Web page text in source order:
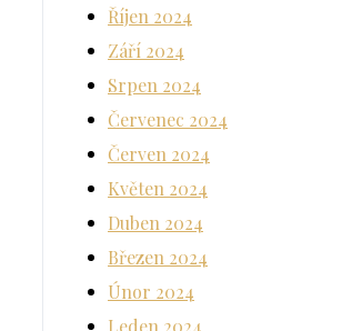
Říjen 2024
Září 2024
Srpen 2024
Červenec 2024
Červen 2024
Květen 2024
Duben 2024
Březen 2024
Únor 2024
Leden 2024